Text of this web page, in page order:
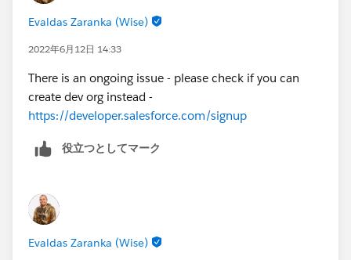
Evaldas Zaranka (Wise)
2022年6月12日 14:33
There is an ongoing issue - please check if you can
create dev org instead -
https://developer.salesforce.com/signup
役立つとしてマーク
Evaldas Zaranka (Wise)